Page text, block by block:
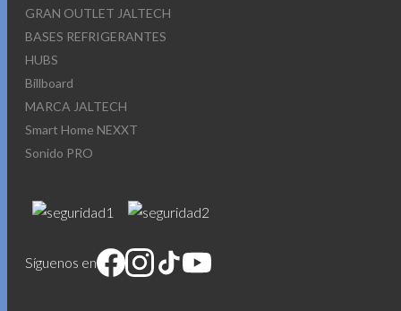
GRAN OUTLET JALTECH
BASES REFRIGERANTES
HUBS
Billboard
MARCA JALTECH
Smart Home NEXXT
Sonido PRO
Síguenos en